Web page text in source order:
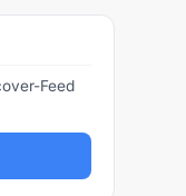
Feed